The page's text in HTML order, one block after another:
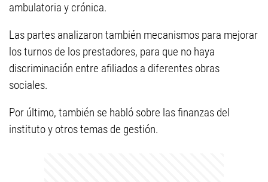
ambulatoria y crónica.
Las partes analizaron también mecanismos para mejorar
los turnos de los prestadores, para que no haya
discriminación entre afiliados a diferentes obras
sociales.
Por último, también se habló sobre las finanzas del
instituto y otros temas de gestión.